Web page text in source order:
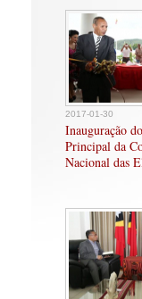
2017-01-30
Inauguração
Principal da
Nacional das